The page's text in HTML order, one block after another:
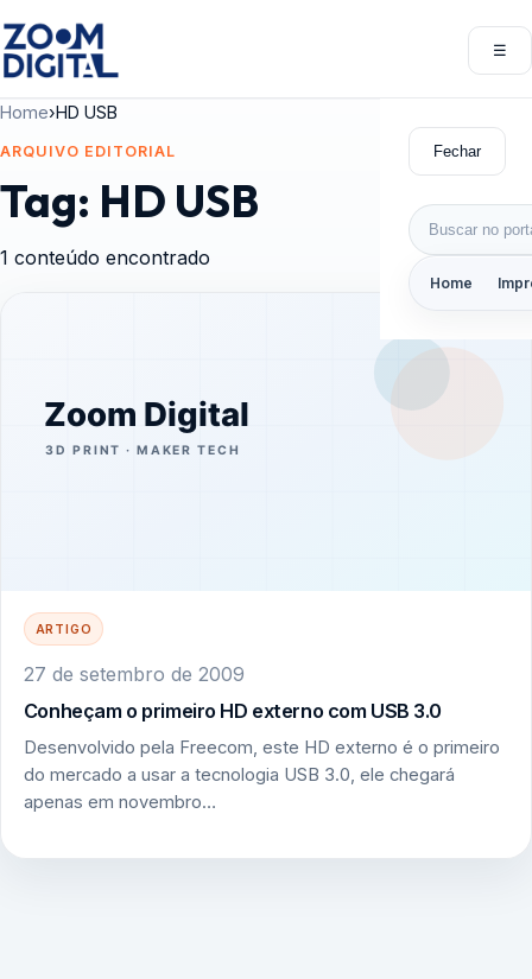
☰
Fechar
Buscar por:
Home
Home›HD USB
ARQUIVO EDITORIAL
Tag: HD USB
1 conteúdo encontrado
ARTIGO
27 de setembro de 2009
Conheçam o primeiro HD externo com USB 3.0
Desenvolvido pela Freecom, este HD externo é o primeiro
do mercado a usar a tecnologia USB 3.0, ele chegará
apenas em novembro…